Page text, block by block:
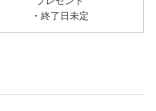
・終了日未定